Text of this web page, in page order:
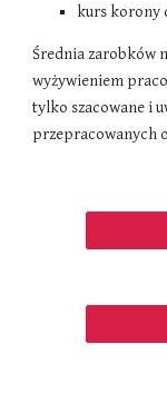
kurs korony
Średnia zarobków
wyżywieniem
tylko szacowane i
przepracowanych